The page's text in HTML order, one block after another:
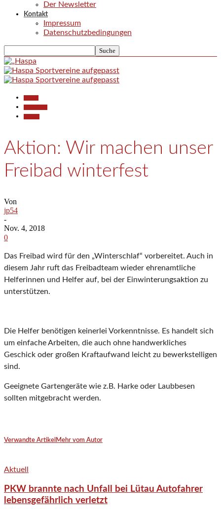
Der Newsletter
Kontakt
Impressum
Datenschutzbedingungen
Aktion: Wir machen unser
Freibad winterfest
Von
jp54
-
Nov. 4, 2018
0
Das Freibad wird für den „Winterschlaf“ vorbereitet. Auch in
diesem Jahr ruft das Freibadteam wieder ehrenamtliche
Helferinnen und Helfer auf, bei der Einwinterungsaktion zu
unterstützen.
Die Helfer benötigen keinerlei Vorkenntnisse. Es handelt sich
um einfache Arbeiten, die auch ohne handwerkliches
Geschick oder großen Kraftaufwand leicht zu bewerkstelligen
sind.
Geeignete Gartengeräte wie z.B. Harke oder Laubbesen
sollten mitgebracht werden.
Verwandte Artikel Mehr vom Autor
Aktuell
PKW brannte nach Unfall bei Lütau Autofahrer
lebensgefährlich verletzt